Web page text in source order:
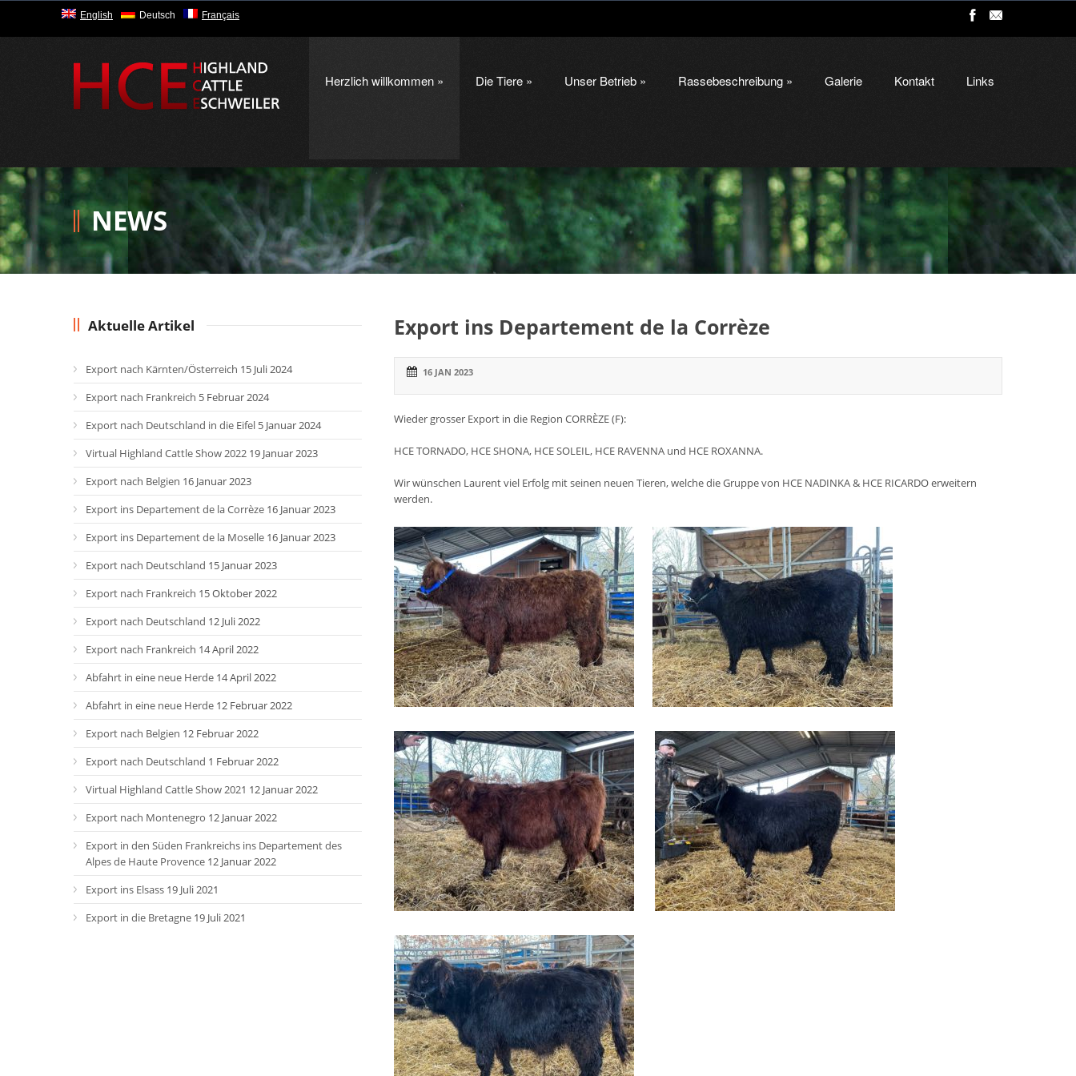
English Deutsch Français
Herzlich willkommen » Die Tiere » Unser Betrieb » Rassebeschreibung » Galerie Kontakt Links
NEWS
Export ins Departement de la Corrèze
16 JAN 2023
Wieder grosser Export in die Region CORRÈZE (F):
HCE TORNADO, HCE SHONA, HCE SOLEIL, HCE RAVENNA und HCE ROXANNA.
Wir wünschen Laurent viel Erfolg mit seinen neuen Tieren, welche die Gruppe von HCE NADINKA & HCE RICARDO erweitern
werden.
Aktuelle Artikel
Export nach Kärnten/Österreich 15 Juli 2024
Export nach Frankreich 5 Februar 2024
Export nach Deutschland in die Eifel 5 Januar 2024
Virtual Highland Cattle Show 2022 19 Januar 2023
Export nach Belgien 16 Januar 2023
Export ins Departement de la Corrèze 16 Januar 2023
Export ins Departement de la Moselle 16 Januar 2023
Export nach Deutschland 15 Januar 2023
Export nach Frankreich 15 Oktober 2022
Export nach Deutschland 12 Juli 2022
Export nach Frankreich 14 April 2022
Abfahrt in eine neue Herde 14 April 2022
Abfahrt in eine neue Herde 12 Februar 2022
Export nach Belgien 12 Februar 2022
Export nach Deutschland 1 Februar 2022
Virtual Highland Cattle Show 2021 12 Januar 2022
Export nach Montenegro 12 Januar 2022
Export in den Süden Frankreichs ins Departement des
Alpes de Haute Provence 12 Januar 2022
Export ins Elsass 19 Juli 2021
Export in die Bretagne 19 Juli 2021